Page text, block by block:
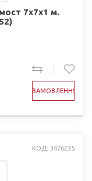
7х7х1 м.
ЗАМОВЛЕННЯ
КОД: 3476235